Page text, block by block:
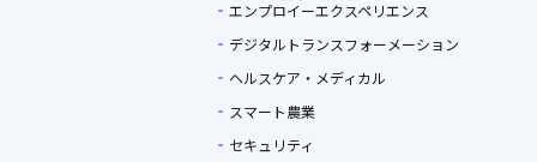
エンプロイーエクスペリエンス
デジタルトランスフォーメーション
ヘルスケア・メディカル
スマート農業
セキュリティ